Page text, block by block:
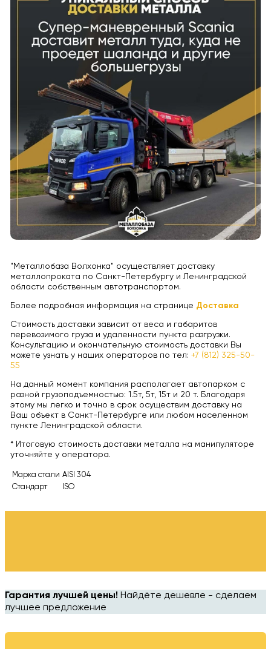
"Металлобаза Волхонка" осуществляет доставку
металлопроката по Санкт-Петербургу и Ленинградской
области собственным автотранспортом.
Более подробная информация на странице Доставка
Стоимость доставки зависит от веса и габаритов
перевозимого груза и удаленности пункта разгрузки.
Консультацию и окончательную стоимость доставки Вы
можете узнать у наших операторов по тел: +7 (812) 325-50-
55
На данный момент компания располагает автопарком с
разной грузоподъемностью: 1.5т, 5т, 15т и 20 т. Благодаря
этому мы легко и точно в срок осуществим доставку на
Ваш объект в Санкт-Петербурге или любом населенном
пункте Ленинградской области.
* Итоговую стоимость доставки металла на манипуляторе
уточняйте у оператора.
Марка стали AISI 304
Стандарт
ISO
Гарантия лучшей цены! Найдёте дешевле - сделаем
лучшее предложение